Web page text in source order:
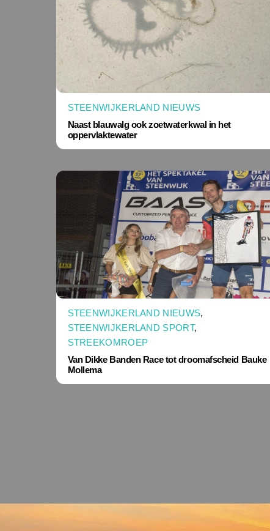
STEENWIJKERLAND NIEUWS
Naast blauwalg ook zoetwaterkwal in het
oppervlaktewater
STEENWIJKERLAND NIEUWS,
STEENWIJKERLAND SPORT,
STREEKOMROEP
Van Dikke Banden Race tot droomafscheid Bauke
Mollema